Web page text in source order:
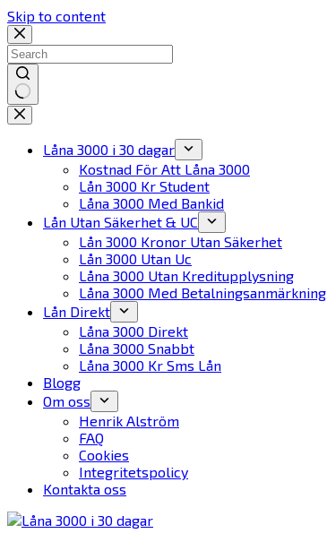
Skip to content
No
results
Låna 3000 i 30 dagar
Kostnad För Att Låna 3000
Lån 3000 Kr Student
Låna 3000 Med Bankid
Lån Utan Säkerhet & UC
Lån 3000 Kronor Utan Säkerhet
Lån 3000 Utan Uc
Låna 3000 Utan Kreditupplysning
Låna 3000 Med Betalningsanmärkning
Lån Direkt
Låna 3000 Direkt
Låna 3000 Snabbt
Låna 3000 Kr Sms Lån
Blogg
Om oss
Henrik Alström
FAQ
Cookies
Integritetspolicy
Kontakta oss